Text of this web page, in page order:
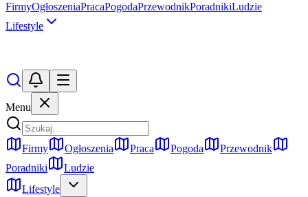
FirmyOgłoszeniaPracaPogodaPrzewodnikPoradnikiLudzie
Lifestyle
Menu
Firmy Ogłoszenia Praca Pogoda
Przewodnik
Poradniki
Ludzie
Lifestyle